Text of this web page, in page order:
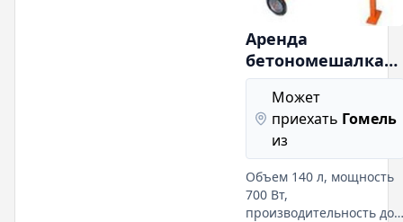
Аренда
бетономешалка
Б-140С
Может
приехать
из
Гомель
Объем 140 л, мощность
700 Вт,
производительность до